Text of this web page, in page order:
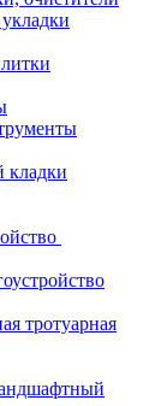
кладки
тротуарная